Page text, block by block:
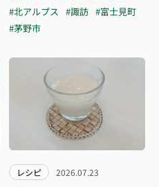
#北アルプス
#諏訪 #富士見町
#茅野市
レシピ 2026.07.23